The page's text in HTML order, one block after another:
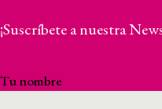
¡Suscríbete a nuestra
Tu nombre